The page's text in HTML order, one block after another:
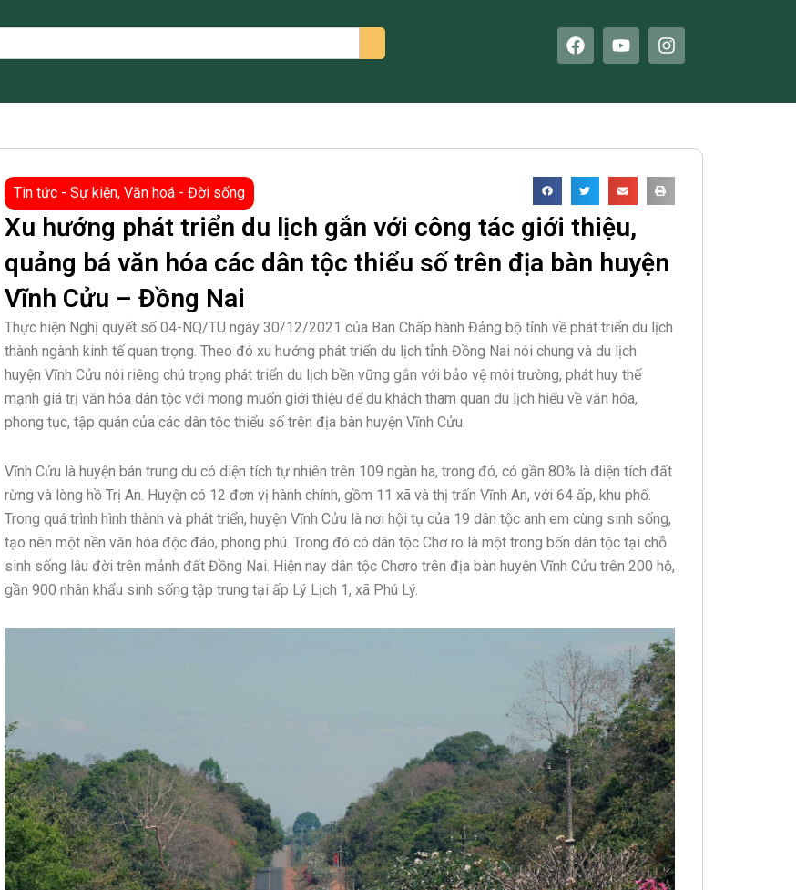
F
a
b
o
Y
o
u
e
I
n
a
r
m
Tin tức - Sự kiện, Văn hoá - Đời sống
Xu hướng phát triển du lịch gắn với công tác giới thiệu,
quảng bá văn hóa các dân tộc thiểu số trên địa bàn huyện
Vĩnh Cửu – Đồng Nai
​Thực hiện Nghị quyết số 04-NQ/TU ngày 30/12/2021 của Ban Chấp hành Đảng bộ tỉnh về phát triển du lịch
thành ngành kinh tế quan trọng. Theo đó xu hướng phát triển du lịch tỉnh Đồng Nai nói chung và du lịch
huyện Vĩnh Cửu nói riêng chú trọng phát triển du lịch bền vững gắn với bảo vệ môi trường, phát huy thế
mạnh giá trị văn hóa dân tộc với mong muốn giới thiệu để du khách tham quan du lịch hiểu về văn hóa,
phong tục, tập quán của các dân tộc thiểu số trên địa bàn huyện Vĩnh Cửu.
Vĩnh Cửu là huyện bán trung du có diện tích tự nhiên trên 109 ngàn ha, trong đó, có gần 80% là diện tích đất
rừng và lòng hồ Trị An. Huyện có 12 đơn vị hành chính, gồm 11 xã và thị trấn Vĩnh An, với 64 ấp, khu phố.
Trong quá trình hình thành và phát triển, huyện Vĩnh Cửu là nơi hội tụ của 19 dân tộc anh em cùng sinh sống,
tạo nên một nền văn hóa độc đáo, phong phú. Trong đó có dân tộc Chơ ro là một trong bốn dân tộc tại chỗ
sinh sống lâu đời trên mảnh đất Đồng Nai. Hiện nay dân tộc Chơro trên địa bàn huyện Vĩnh Cửu trên 200 hộ,
gần 900 nhân khẩu sinh sống tập trung tại ấp Lý Lịch 1, xã Phú Lý.